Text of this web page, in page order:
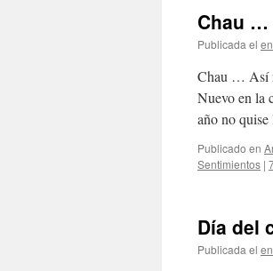
Chau …
Publicada el
Chau … Así
Nuevo en la
año no
Publicado en
Sentimientos |
Día del
Publicada el